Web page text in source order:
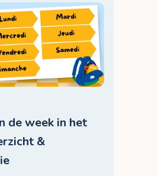
de week in het
&